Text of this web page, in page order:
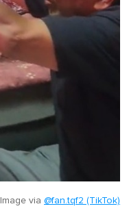
Image via @fan.tqf2 (TikTok)